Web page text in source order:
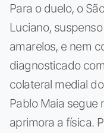
Para o duelo, o
Luciano,
amarelos, e nem
diagnosticado
colateral medial
Pablo Maia segue
aprimora a física.